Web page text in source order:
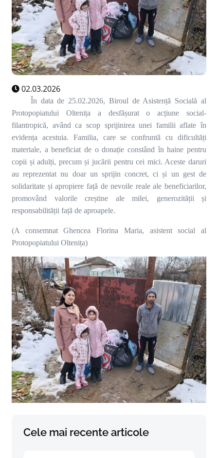
02.03.2026
În data de 25.02.2026, Biroul de Asistență Socială al
Protopopiatului Oltenița a desfășurat o acțiune social-
filantropică, având ca scop sprijinirea unei familii aflate în
evidența acestuia. Familia, care se confruntă cu dificultăți
materiale, a beneficiat de o donație constând în haine pentru
copii și adulți, precum și jucării pentru cei mici. Aceste daruri
au reprezentat nu doar un sprijin concret, ci și un gest de
solidaritate și apropiere față de nevoile reale ale beneficiarilor,
promovând valorile creștine ale milei, generozității și
responsabilității față de aproapele.
(A consemnat Ghencea Florina Maria, asistent social al
Protopopiatului Oltenița)
Cele mai recente articole